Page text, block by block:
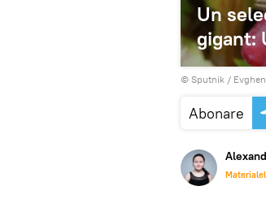
Un
gigant:
© Sputnik /
Abonare